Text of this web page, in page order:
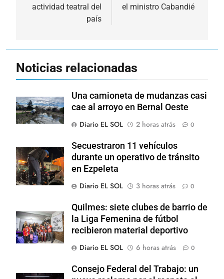
actividad teatral del
país
el ministro Cabandié
Noticias relacionadas
Una camioneta de mudanzas casi
cae al arroyo en Bernal Oeste
Diario EL SOL
2 horas atrás 0
Secuestraron 11 vehículos
durante un operativo de tránsito
en Ezpeleta
Diario EL SOL
3 horas atrás 0
Quilmes: siete clubes de barrio de
la Liga Femenina de fútbol
recibieron material deportivo
Diario EL SOL
6 horas atrás 0
Consejo Federal del Trabajo: un